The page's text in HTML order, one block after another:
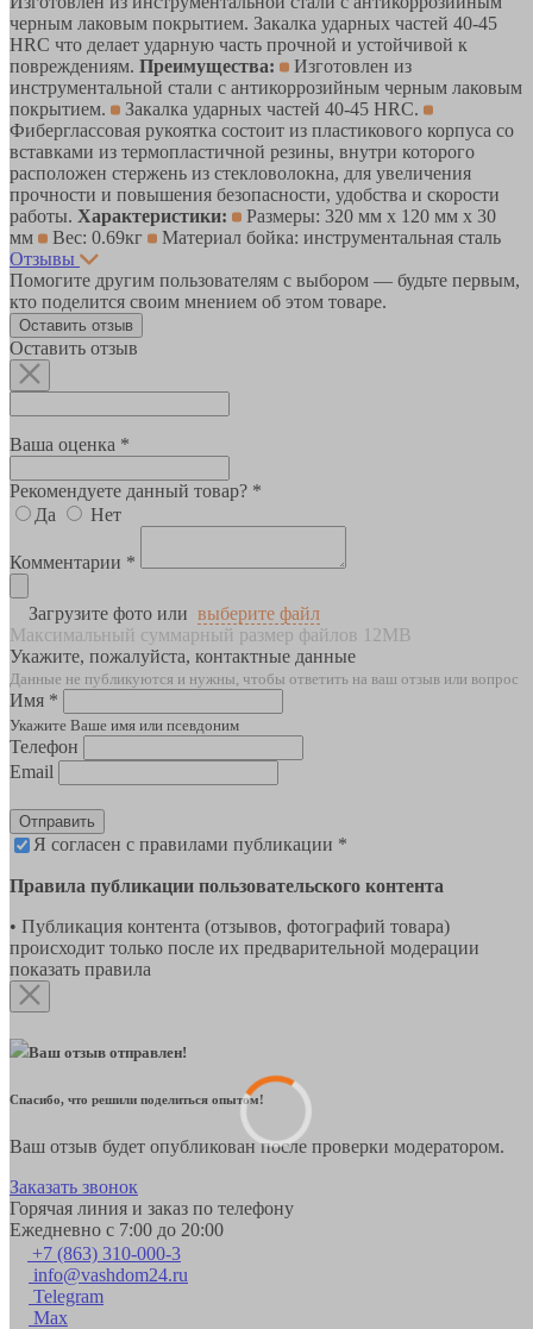
черным лаковым покрытием. Закалка ударных частей 40-45
HRC что делает ударную часть прочной и устойчивой к
повреждениям. Преимущества:
Изготовлен из
инструментальной стали с антикоррозийным черным лаковым
покрытием.
Закалка ударных частей 40-45 HRC.
Фиберглассовая рукоятка состоит из пластикового корпуса со
вставками из термопластичной резины, внутри которого
расположен стержень из стекловолокна, для увеличения
прочности и повышения безопасности, удобства и скорости
работы. Характеристики:
Размеры: 320 мм x 120 мм x 30
мм
Вес: 0.69кг
Материал бойка: инструментальная сталь
Отзывы
Помогите другим пользователям с выбором — будьте первым,
кто поделится своим мнением об этом товаре.
Оставить отзыв
Оставить отзыв
Ваша оценка *
Рекомендуете данный товар? *
Да
Нет
Комментарии *
Загрузите фото или выберите файл
Максимальный суммарный размер файлов 12MB
Укажите, пожалуйста, контактные данные
Данные не публикуются и нужны, чтобы ответить на ваш отзыв или вопрос
Имя *
Укажите Ваше имя или псевдоним
Телефон
Email
Отправить
Я согласен с правилами публикации *
Правила публикации пользовательского контента
• Публикация контента (отзывов, фотографий товара)
происходит только после их предварительной модерации
показать правила
Ваш отзыв отправлен!
Спасибо, что решили поделиться опытом!
Ваш отзыв будет опубликован после проверки модератором.
Заказать звонок
Горячая линия и заказ по телефону
Ежедневно с 7:00 до 20:00
+7 (863) 310-000-3
info@vashdom24.ru
Telegram
Max